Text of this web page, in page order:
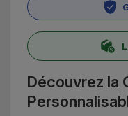
Découvrez la